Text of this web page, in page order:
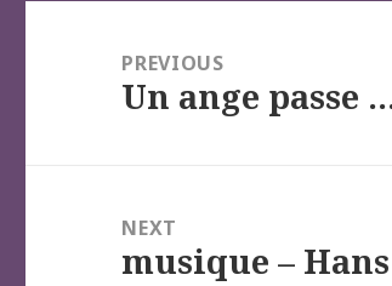
l’article
PREVIOUS
Previous
Un ange passe
NEXT
Next
musique –